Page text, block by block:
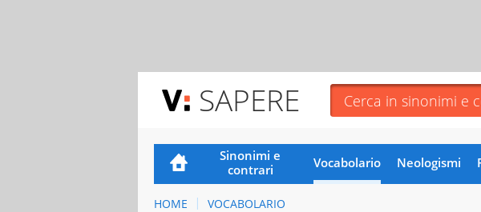
SAPERE
Sinonimi e
contrari
Vocabolario Neologismi
HOME VOCABOLARIO